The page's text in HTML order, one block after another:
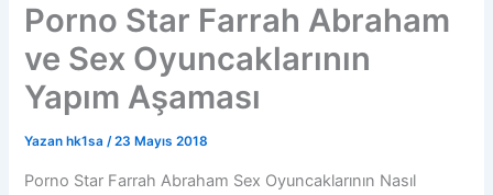
Porno Star Farrah Abraham
ve Sex Oyuncaklarının
Yapım Aşaması
Yazan hk1sa/23 Mayıs 2018
Porno Star Farrah Abraham Sex Oyuncaklarının Nasıl